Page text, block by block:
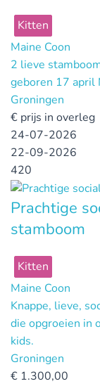
Kitten
Maine Coon
2 lieve
geboren 17 april
Groningen
€ prijs in overleg
24-07-2026
22-09-2026
420
Prachtige
stamboom
Kitten
Maine Coon
Knappe, lieve,
die opgroeien in
kids.
Groningen
€ 1.300,00